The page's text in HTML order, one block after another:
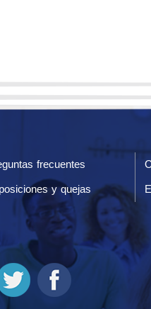
frecuentes
y quejas